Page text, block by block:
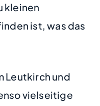
kleinen
ist, was das
Leutkirch und
vielseitige